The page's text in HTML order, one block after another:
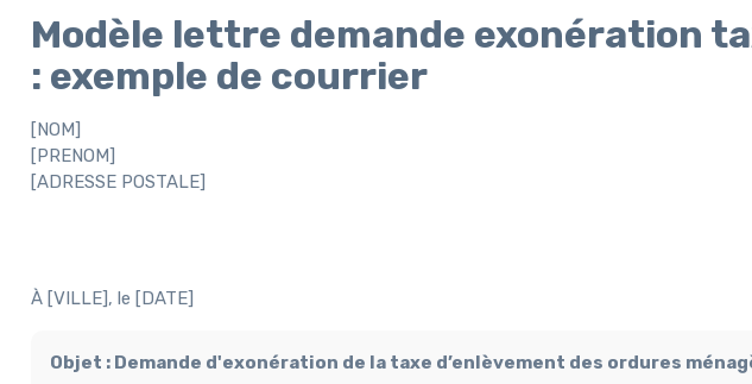
Modèle lettre demande exonération
: exemple de courrier
[NOM]
[PRENOM]
[ADRESSE POSTALE]
À [VILLE], le [DATE]
Objet : Demande d'exonération de la taxe d’enlèvement des ordures